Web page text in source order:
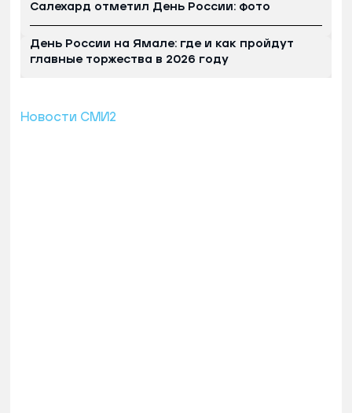
Салехард отметил День России: фото
День России на Ямале: где и как пройдут
главные торжества в 2026 году
Новости СМИ2